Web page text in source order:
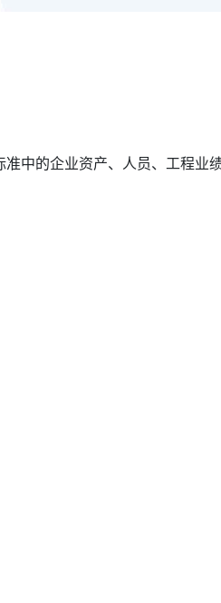
准中的企业资产、人员、工程业